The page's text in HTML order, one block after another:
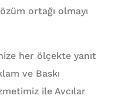
ortağı olmayı
her ölçekte yanıt
ve Baskı
ile Avcılar